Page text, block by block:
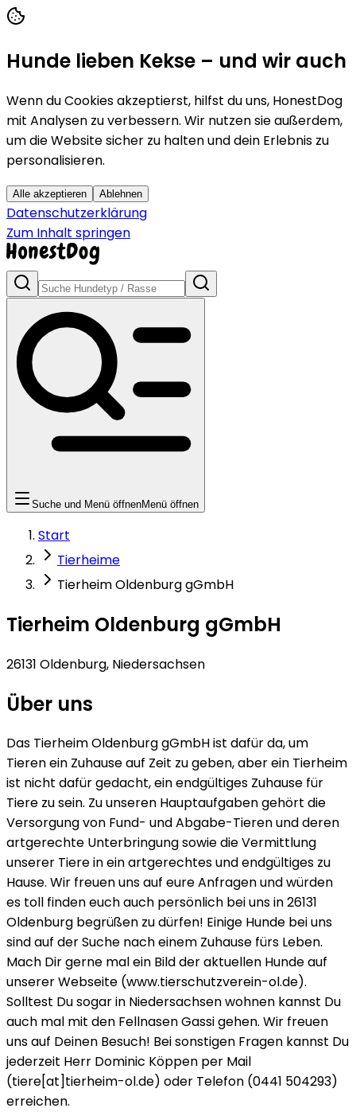
Hunde lieben Kekse – und wir auch
Wenn du Cookies akzeptierst, hilfst du uns, HonestDog
mit Analysen zu verbessern. Wir nutzen sie außerdem,
um die Website sicher zu halten und dein Erlebnis zu
personalisieren.
Alle akzeptieren Ablehnen
Datenschutzerklärung
Zum Inhalt springen
Suche und Menü öffnenMenü öffnen
Start
Tierheime
Tierheim Oldenburg gGmbH
Tierheim Oldenburg gGmbH
26131 Oldenburg, Niedersachsen
Über uns
Das Tierheim Oldenburg gGmbH ist dafür da, um
Tieren ein Zuhause auf Zeit zu geben, aber ein Tierheim
ist nicht dafür gedacht, ein endgültiges Zuhause für
Tiere zu sein. Zu unseren Hauptaufgaben gehört die
Versorgung von Fund- und Abgabe-Tieren und deren
artgerechte Unterbringung sowie die Vermittlung
unserer Tiere in ein artgerechtes und endgültiges zu
Hause. Wir freuen uns auf eure Anfragen und würden
es toll finden euch auch persönlich bei uns in 26131
Oldenburg begrüßen zu dürfen! Einige Hunde bei uns
sind auf der Suche nach einem Zuhause fürs Leben.
Mach Dir gerne mal ein Bild der aktuellen Hunde auf
unserer Webseite (www.tierschutzverein-ol.de).
Solltest Du sogar in Niedersachsen wohnen kannst Du
auch mal mit den Fellnasen Gassi gehen. Wir freuen
uns auf Deinen Besuch! Bei sonstigen Fragen kannst Du
jederzeit Herr Dominic Köppen per Mail
(tiere[at]tierheim-ol.de) oder Telefon (0441 504293)
erreichen.